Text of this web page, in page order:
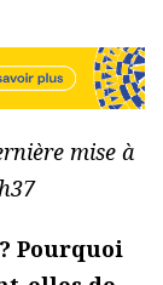
mise à
Pourquoi